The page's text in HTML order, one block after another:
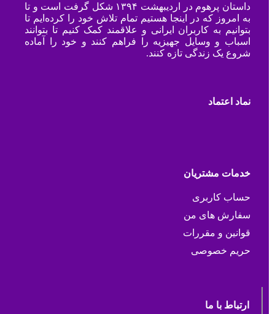
داستان پرهوم در اردیبهشت ۱۳۹۴ شکل گرفت است و تا
به امروز که در اینجا هستیم تمام تلاش خود را کرده‌ایم تا
بتوانیم به کاربران ایرانی و علاقمند کمک کنیم تا بتوانند
اسباب و وسایل جهیزیه را فراهم کنند و خود را آماده
شروع یک زندگی تازه کنند.
نماد اعتماد
خدمات مشتریان
حساب کاربری
سفارش های من
قوانین و مقررات
حریم خصوصی
ارتباط با ما